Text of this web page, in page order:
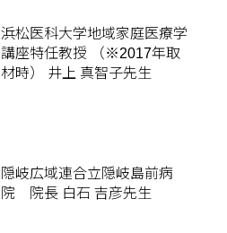
浜松医科大学地域家庭医療学
講座特任教授 （※2017年取
材時） 井上 真智子先生
隠岐広域連合立隠岐島前病
院 院長 白石 吉彦先生